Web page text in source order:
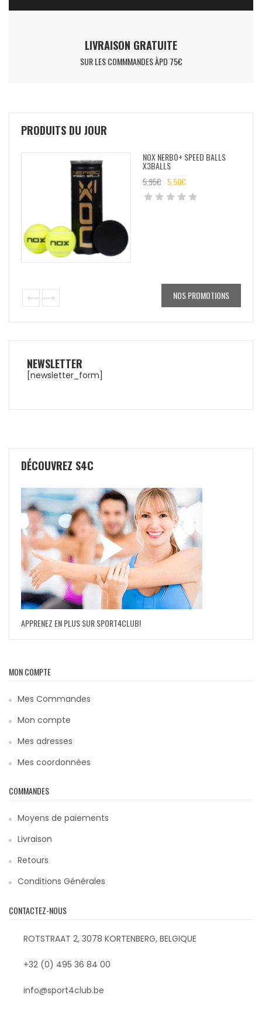
LIVRAISON GRATUITE
SUR LES COMMMANDES ÀPD 75€
PRODUITS DU JOUR
NOX NERBO+ SPEED BALLS
X3BALLS
5,95€ 5,50€
NOS PROMOTIONS
NEWSLETTER
[newsletter_form]
DÉCOUVREZ S4C
APPRENEZ EN PLUS SUR SPORT4CLUB!
MON COMPTE
Mes Commandes
Mon compte
Mes adresses
Mes coordonnées
COMMANDES
Moyens de paiements
Livraison
Retours
Conditions Générales
CONTACTEZ-NOUS
ROTSTRAAT 2, 3078 KORTENBERG, BELGIQUE
+32 (0) 495 36 84 00
info@sport4club.be